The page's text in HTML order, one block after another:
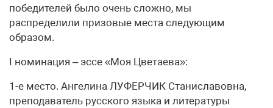
победителей было очень сложно, мы
распределили призовые места следующим
образом.
I номинация – эссе «Моя Цветаева»:
1-е место. Ангелина ЛУФЕРЧИК Станиславовна,
преподаватель русского языка и литературы